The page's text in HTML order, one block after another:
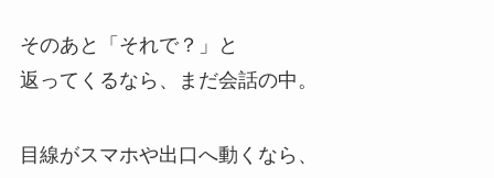
そのあと「それで？」と
返ってくるなら、まだ会話の中。
目線がスマホや出口へ動くなら、